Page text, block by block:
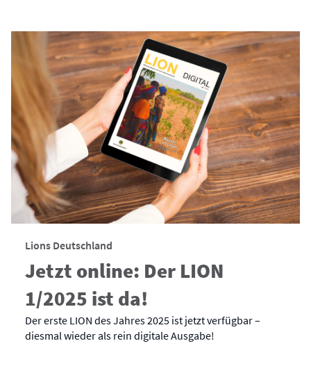
Lions Deutschland
Jetzt online: Der LION
1/2025 ist da!
Der erste LION des Jahres 2025 ist jetzt verfügbar –
diesmal wieder als rein digitale Ausgabe!